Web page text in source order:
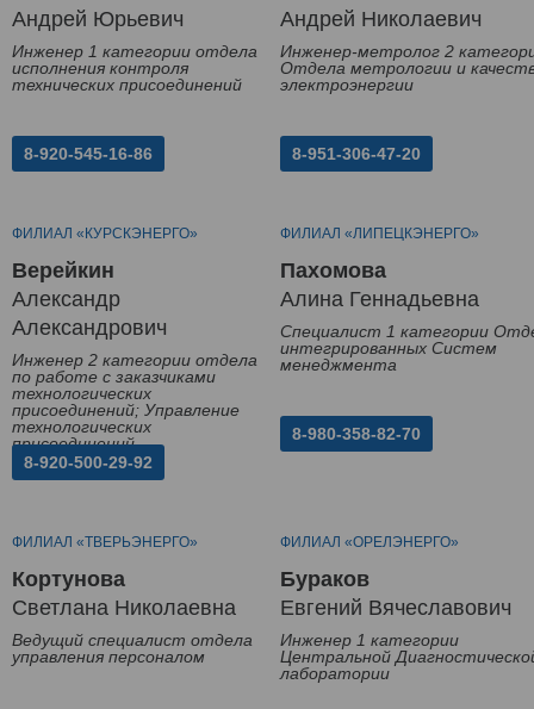
Андрей Юрьевич
Инженер 1 категории отдела
исполнения контроля
технических присоединений
8-920-545-16-86
Андрей Николаевич
Инженер-метролог 2
Отдела метрологии и
электроэнергии
8-951-306-47-20
ФИЛИАЛ «КУРСКЭНЕРГО»
Верейкин
Александр
Александрович
Инженер 2 категории отдела
по работе с заказчиками
технологических
присоединений; Управление
технологических
присоединений
8-920-500-29-92
ФИЛИАЛ «ЛИПЕЦКЭНЕРГО»
Пахомова
Алина Геннадьевна
Специалист 1 категории
интегрированных Систем
менеджмента
8-980-358-82-70
ФИЛИАЛ «ТВЕРЬЭНЕРГО»
Кортунова
Светлана Николаевна
Ведущий специалист отдела
управления персоналом
ФИЛИАЛ «ОРЕЛЭНЕРГО»
Бураков
Евгений Вячеславович
Инженер 1 категории
Центральной
лаборатории